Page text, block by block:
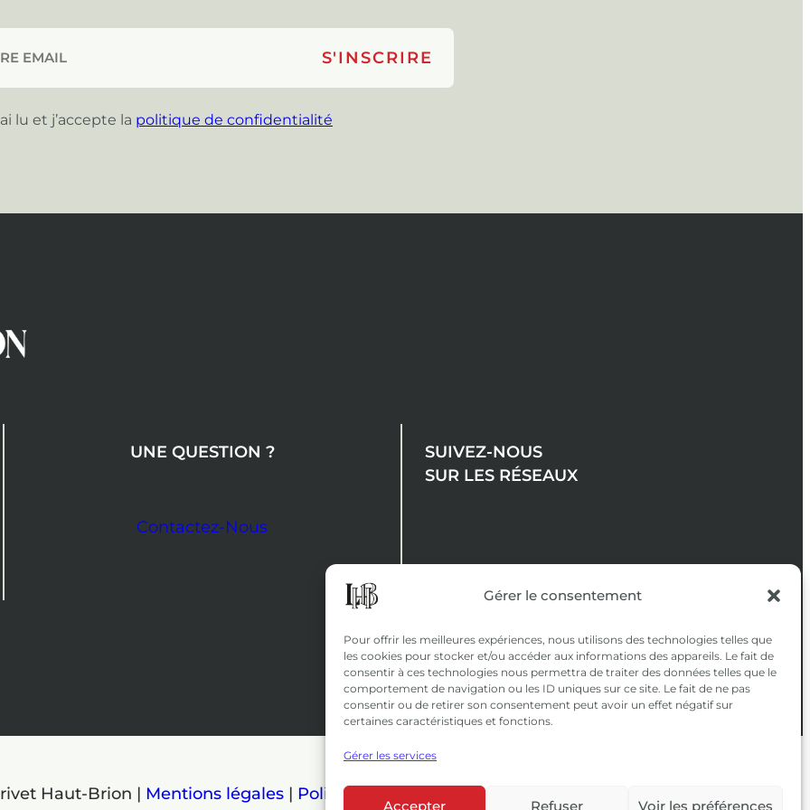
Gérer le consentement
Pour offrir les meilleures expériences, nous utilisons des technologies telles que
les cookies pour stocker et/ou accéder aux informations des appareils. Le fait de
consentir à ces technologies nous permettra de traiter des données telles que le
comportement de navigation ou les ID uniques sur ce site. Le fait de ne pas
consentir ou de retirer son consentement peut avoir un effet négatif sur
certaines caractéristiques et fonctions.
Gérer les services
Accepter Refuser Voir les préférences
lu et j’accepte la politique de confidentialité
UNE QUESTION ?
Contactez-Nous
SUIVEZ-NOUS
SUR LES RÉSEAUX
Haut-Brion | Mentions légales| Politique de confidentialité